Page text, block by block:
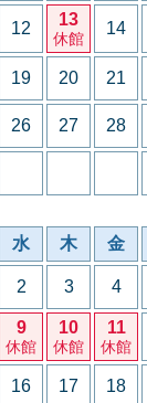
12 13
休館
14
19 20 21
26 27 28
水 木 金
2 3 4
9
休館
10
休館
11
休館
16 17 18